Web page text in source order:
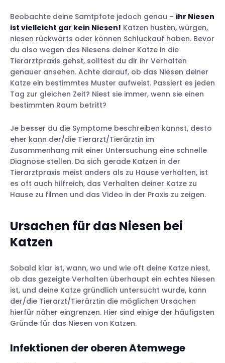
Pilzinfektionen
Neoplasien (nasale Tumore)
Leukämie
Nasenspülung
Luftbefeuchter
Akupressur
Beobachte deine Samtpfote jedoch genau – ihr Niesen
ist vielleicht gar kein Niesen! Katzen husten, würgen,
niesen rückwärts oder können Schluckauf haben. Bevor
du also wegen des Niesens deiner Katze in die
Tierarztpraxis gehst, solltest du dir ihr Verhalten
genauer ansehen. Achte darauf, ob das Niesen deiner
Katze ein bestimmtes Muster aufweist. Passiert es jeden
Tag zur gleichen Zeit? Niest sie immer, wenn sie einen
bestimmten Raum betritt?
Je besser du die Symptome beschreiben kannst, desto
eher kann der/die Tierarzt/Tierärztin im
Zusammenhang mit einer Untersuchung eine schnelle
Diagnose stellen. Da sich gerade Katzen in der
Tierarztpraxis meist anders als zu Hause verhalten, ist
es oft auch hilfreich, das Verhalten deiner Katze zu
Hause zu filmen und das Video in der Praxis zu zeigen.
Ursachen für das Niesen bei
Katzen
Sobald klar ist, wann, wo und wie oft deine Katze niest,
ob das gezeigte Verhalten überhaupt ein echtes Niesen
ist, und deine Katze gründlich untersucht wurde, kann
der/die Tierarzt/Tierärztin die möglichen Ursachen
hierfür näher eingrenzen. Hier sind einige der häufigsten
Gründe für das Niesen von Katzen.
Infektionen der oberen Atemwege